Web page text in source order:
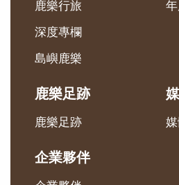
鹿樂行旅
深度專欄
島嶼鹿樂
鹿樂足跡
鹿樂足跡
企業夥伴